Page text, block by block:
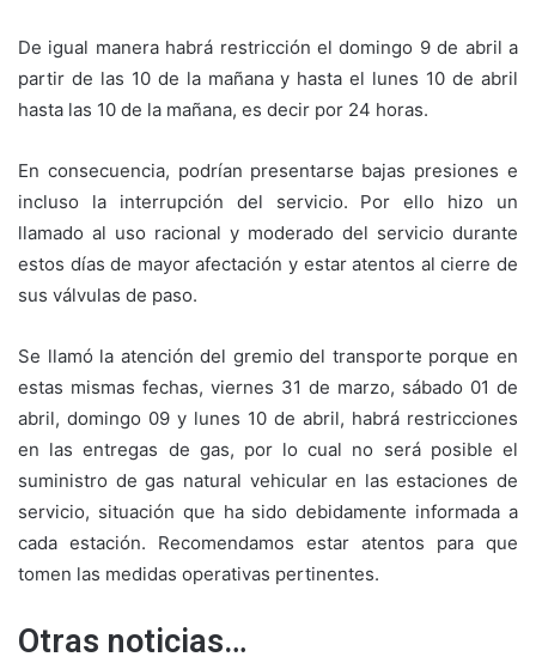
De igual manera habrá restricción el domingo 9 de abril a
partir de las 10 de la mañana y hasta el lunes 10 de abril
hasta las 10 de la mañana, es decir por 24 horas.
En consecuencia, podrían presentarse bajas presiones e
incluso la interrupción del servicio. Por ello hizo un
llamado al uso racional y moderado del servicio durante
estos días de mayor afectación y estar atentos al cierre de
sus válvulas de paso.
Se llamó la atención del gremio del transporte porque en
estas mismas fechas, viernes 31 de marzo, sábado 01 de
abril, domingo 09 y lunes 10 de abril, habrá restricciones
en las entregas de gas, por lo cual no será posible el
suministro de gas natural vehicular en las estaciones de
servicio, situación que ha sido debidamente informada a
cada estación. Recomendamos estar atentos para que
tomen las medidas operativas pertinentes.
Otras noticias…